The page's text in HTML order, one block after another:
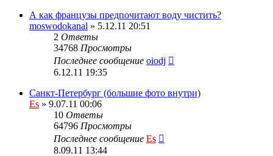
А как французы предпочитают воду чистить?
moswodokanal » 5.12.11 20:51
2 Ответы
34768 Просмотры
Последнее сообщение oiodj
6.12.11 19:35
Санкт-Петербург (большие фото внутри)
Es » 9.07.11 00:06
10 Ответы
64796 Просмотры
Последнее сообщение Es
8.09.11 13:44